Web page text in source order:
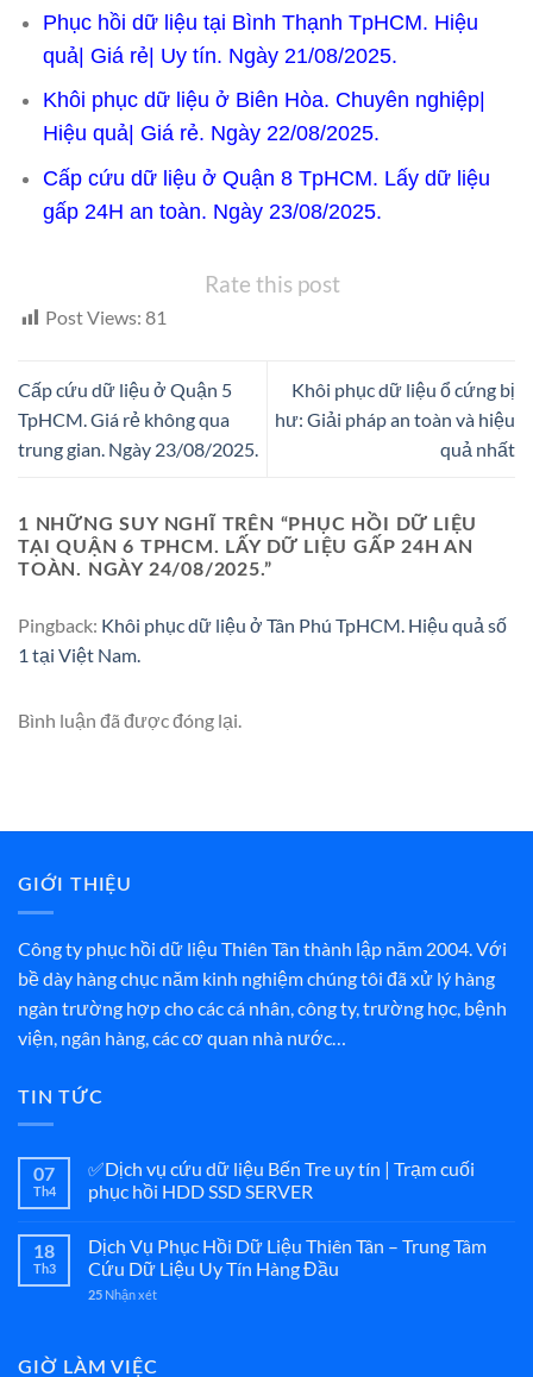
Phục hồi dữ liệu tại Bình Thạnh TpHCM. Hiệu
quả| Giá rẻ| Uy tín. Ngày 21/08/2025.
Khôi phục dữ liệu ở Biên Hòa. Chuyên nghiệp|
Hiệu quả| Giá rẻ. Ngày 22/08/2025.
Cấp cứu dữ liệu ở Quận 8 TpHCM. Lấy dữ liệu
gấp 24H an toàn. Ngày 23/08/2025.
Rate this post
Post Views: 81
Cấp cứu dữ liệu ở Quận 5
TpHCM. Giá rẻ không qua
trung gian. Ngày 23/08/2025.
Khôi phục dữ liệu ổ cứng bị
hư: Giải pháp an toàn và hiệu
quả nhất
1 NHỮNG SUY NGHĨ TRÊN “PHỤC HỒI DỮ LIỆU
TẠI QUẬN 6 TPHCM. LẤY DỮ LIỆU GẤP 24H AN
TOÀN. NGÀY 24/08/2025.”
Pingback: Khôi phục dữ liệu ở Tân Phú TpHCM. Hiệu quả số
1 tại Việt Nam.
Bình luận đã được đóng lại.
GIỚI THIỆU
Công ty phục hồi dữ liệu Thiên Tân thành lập năm 2004. Với
bề dày hàng chục năm kinh nghiệm chúng tôi đã xử lý hàng
ngàn trường hợp cho các cá nhân, công ty, trường học, bệnh
viện, ngân hàng, các cơ quan nhà nước…
TIN TỨC
07
Th4
✅Dịch vụ cứu dữ liệu Bến Tre uy tín | Trạm cuối
phục hồi HDD SSD SERVER
18
Th3
Dịch Vụ Phục Hồi Dữ Liệu Thiên Tân – Trung Tâm
Cứu Dữ Liệu Uy Tín Hàng Đầu
25 Nhận xét
GIỜ LÀM VIỆC